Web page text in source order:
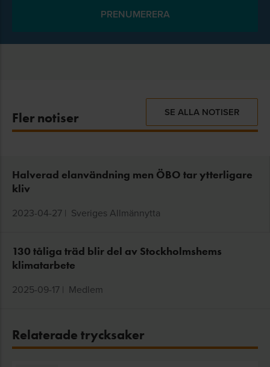
Fler notiser SE ALLA NOTISER
Halverad elanvändning men ÖBO tar ytterligare
kliv
2023-04-27 | Sveriges Allmännytta
130 tåliga träd blir del av Stockholmshems
klimatarbete
2025-09-17 | Medlem
Relaterade trycksaker